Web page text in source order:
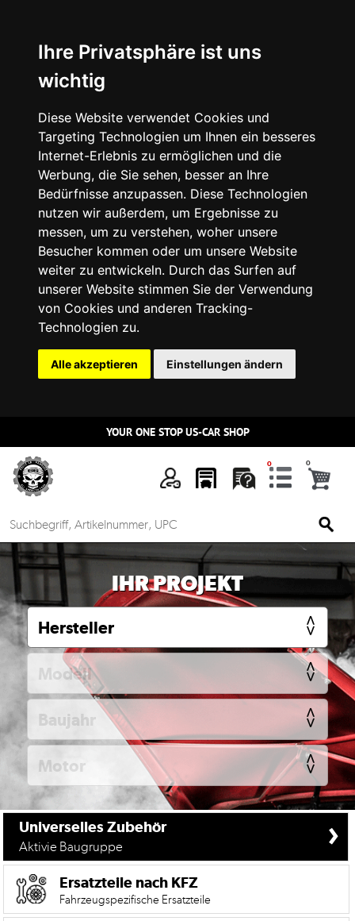
Ihre Privatsphäre ist uns
wichtig
Diese Website verwendet Cookies und
Targeting Technologien um Ihnen ein besseres
Internet-Erlebnis zu ermöglichen und die
Werbung, die Sie sehen, besser an Ihre
Bedürfnisse anzupassen. Diese Technologien
nutzen wir außerdem, um Ergebnisse zu
messen, um zu verstehen, woher unsere
Besucher kommen oder um unsere Website
weiter zu entwickeln. Durch das Surfen auf
unserer Website stimmen Sie der Verwendung
von Cookies und anderen Tracking-
Technologien zu.
Alle akzeptieren Einstellungen ändern
n
YOUR ONE STOP US-CAR SHOP
Mein
Account
Anmelden
Ersatzteilsuche
KFZ
Zubehör
Anfrage
&
Kontaktformular
Garage
Carport
IHR PROJEKT
Universelles Zubehör
Aktivie Baugruppe ›
Ersatzteile nach KFZ
Fahrzeugspezifische Ersatzteile